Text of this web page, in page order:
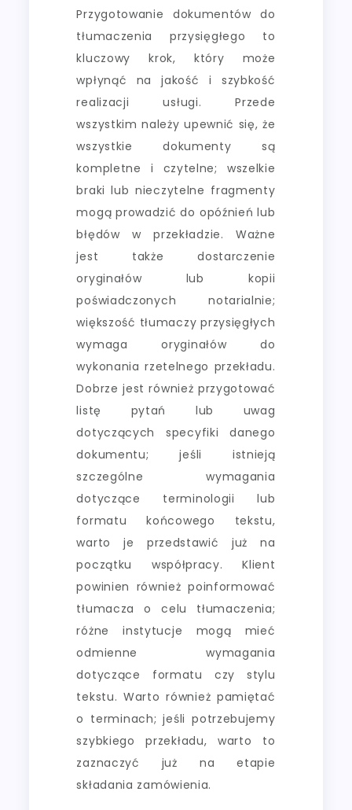
Przygotowanie dokumentów do
tłumaczenia przysięgłego to
kluczowy krok, który może
wpłynąć na jakość i szybkość
realizacji usługi. Przede
wszystkim należy upewnić się, że
wszystkie dokumenty są
kompletne i czytelne; wszelkie
braki lub nieczytelne fragmenty
mogą prowadzić do opóźnień lub
błędów w przekładzie. Ważne
jest także dostarczenie
oryginałów lub kopii
poświadczonych notarialnie;
większość tłumaczy przysięgłych
wymaga oryginałów do
wykonania rzetelnego przekładu.
Dobrze jest również przygotować
listę pytań lub uwag
dotyczących specyfiki danego
dokumentu; jeśli istnieją
szczególne wymagania
dotyczące terminologii lub
formatu końcowego tekstu,
warto je przedstawić już na
początku współpracy. Klient
powinien również poinformować
tłumacza o celu tłumaczenia;
różne instytucje mogą mieć
odmienne wymagania
dotyczące formatu czy stylu
tekstu. Warto również pamiętać
o terminach; jeśli potrzebujemy
szybkiego przekładu, warto to
zaznaczyć już na etapie
składania zamówienia.